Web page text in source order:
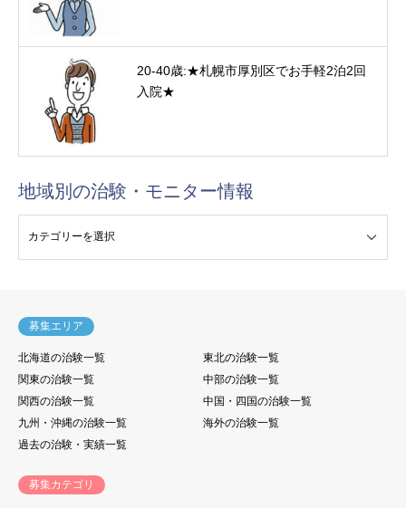
20-40歳:★札幌市厚別区でお手軽2泊2回
入院★
地域別の治験・モニター情報
募集エリア
北海道の治験一覧
東北の治験一覧
関東の治験一覧
中部の治験一覧
関西の治験一覧
中国・四国の治験一覧
九州・沖縄の治験一覧
海外の治験一覧
過去の治験・実績一覧
募集カテゴリ